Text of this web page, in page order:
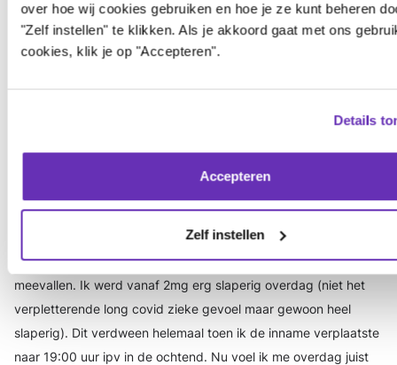
over hoe wij cookies gebruiken en hoe je ze kunt beheren
"Zelf instellen" te klikken. Als je akkoord gaat met ons
cookies, klik je op "Accepteren".
Details
Accepteren
Zelf instellen
- Een kleine drie maanden geleden ben ik begonnen met LDN
(naast al langer een ssri en antihistaminica)
min). Ik heb minder extreme rust nodig tijdens de dag (kan
meer lezen, muziek luisteren, af en toe een gesprek voeren
etc). Veel minder last van de astma klachten die ik tegelijk met
long-covid ontwikkelde. Ik slaap veel beter en heb minder
- Ten opzichte van de ssri vond ik de bijwerkingen erg
meevallen. Ik werd vanaf 2mg erg slaperig overdag (niet het
verpletterende long covid zieke gevoel maar gewoon heel
slaperig). Dit verdween helemaal toen ik de inname verplaatste
naar 19:00 uur ipv in de ochtend. Nu voel ik me overdag juist